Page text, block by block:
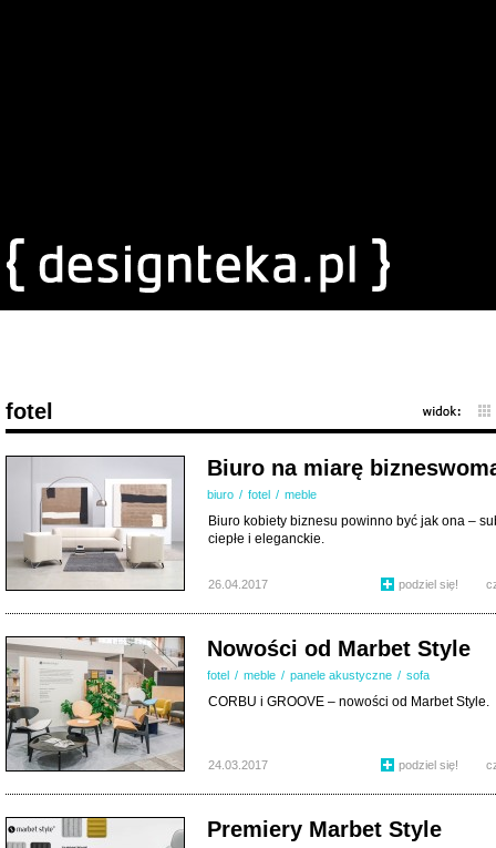
fotel
Biuro na miarę
biuro / fotel / meble
Biuro kobiety biznesu powinno być jak ona –
ciepłe i eleganckie.
26.04.2017 podziel się!
Nowości od Marbet Style
fotel / meble / panele akustyczne / sofa
CORBU i GROOVE – nowości od Marbet Style.
24.03.2017 podziel się!
Premiery Marbet Style